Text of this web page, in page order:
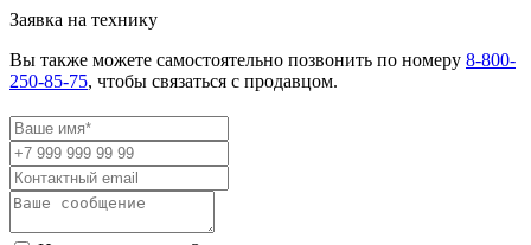
Заявка на технику
Вы также можете самостоятельно позвонить по номеру 8-800-
250-85-75, чтобы связаться с продавцом.